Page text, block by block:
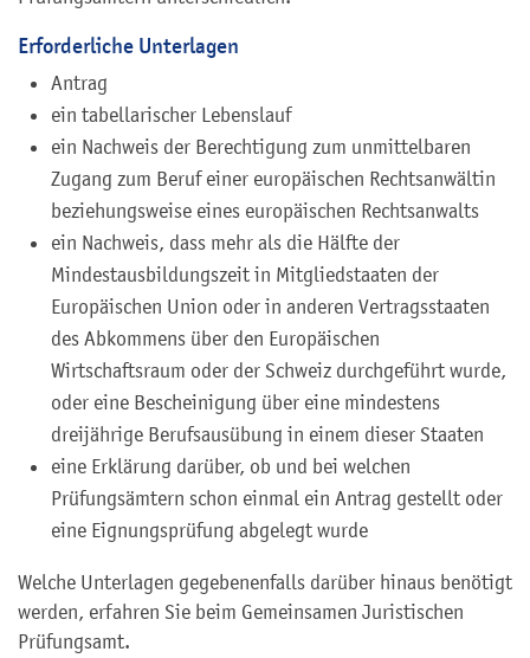
Erforderliche Unterlagen
Antrag
ein tabellarischer Lebenslauf
ein Nachweis der Berechtigung zum unmittelbaren
Zugang zum Beruf einer europäischen Rechtsanwältin
beziehungsweise eines europäischen Rechtsanwalts
ein Nachweis, dass mehr als die Hälfte der
Mindestausbildungszeit in Mitgliedstaaten der
Europäischen Union oder in anderen Vertragsstaaten
des Abkommens über den Europäischen
Wirtschaftsraum oder der Schweiz durchgeführt wurde,
oder eine Bescheinigung über eine mindestens
dreijährige Berufsausübung in einem dieser Staaten
eine Erklärung darüber, ob und bei welchen
Prüfungsämtern schon einmal ein Antrag gestellt oder
eine Eignungsprüfung abgelegt wurde
Welche Unterlagen gegebenenfalls darüber hinaus benötigt
werden, erfahren Sie beim Gemeinsamen Juristischen
Prüfungsamt.